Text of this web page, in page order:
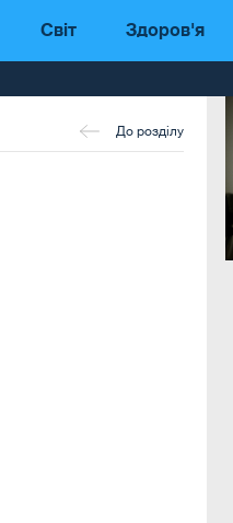
Світ Здоров'я
До розділу